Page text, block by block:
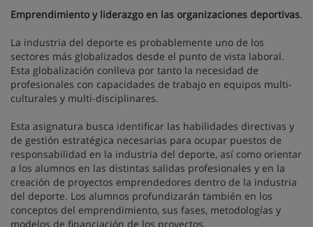
Emprendimiento y liderazgo en las organizaciones deportivas.
La industria del deporte es probablemente uno de los
sectores más globalizados desde el punto de vista laboral.
Esta globalización conlleva por tanto la necesidad de
profesionales con capacidades de trabajo en equipos multi-
culturales y multi-disciplinares.
Esta asignatura busca identificar las habilidades directivas y
de gestión estratégica necesarias para ocupar puestos de
responsabilidad en la industria del deporte, así como orientar
a los alumnos en las distintas salidas profesionales y en la
creación de proyectos emprendedores dentro de la industria
del deporte. Los alumnos profundizarán también en los
conceptos del emprendimiento, sus fases, metodologías y
modelos de financiación de los proyectos.